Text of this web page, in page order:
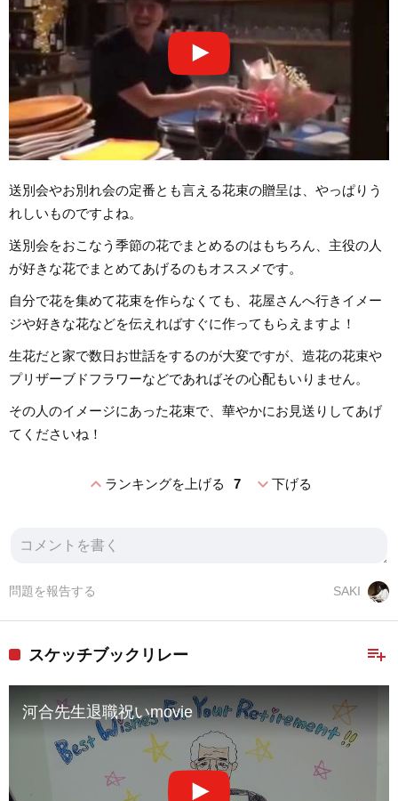
送別会やお別れ会の定番とも言える花束の贈呈は、やっぱりう
れしいものですよね。
送別会をおこなう季節の花でまとめるのはもちろん、主役の人
が好きな花でまとめてあげるのもオススメです。
自分で花を集めて花束を作らなくても、花屋さんへ行きイメー
ジや好きな花などを伝えればすぐに作ってもらえますよ！
生花だと家で数日お世話をするのが大変ですが、造花の花束や
プリザーブドフラワーなどであればその心配もいりません。
その人のイメージにあった花束で、華やかにお見送りしてあげ
てくださいね！
expand_lessランキングを上げる 7 expand_more下げる
SAKI
問題を報告する
playlist_add
スケッチブックリレー
河合先生退職祝いmovie